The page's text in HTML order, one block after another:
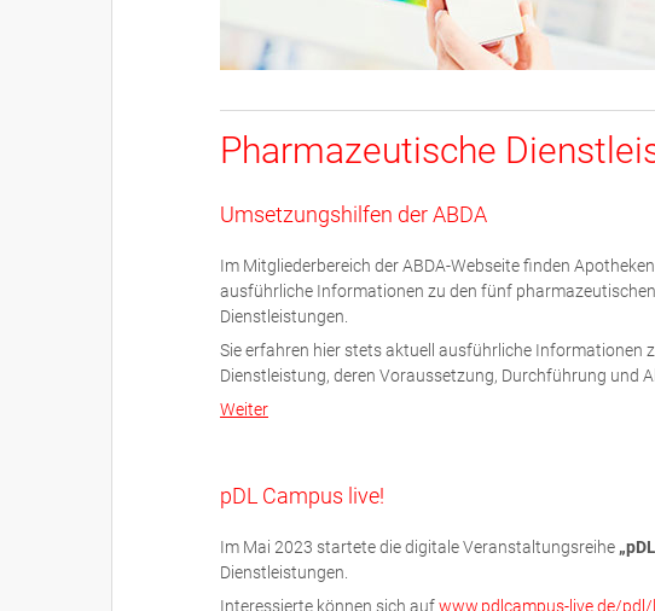
Pharmazeutische
Umsetzungshilfen der ABDA
Im Mitgliederbereich der ABDA-Webseite finden
ausführliche Informationen zu den fünf pharmazeutischen
Dienstleistungen.
Sie erfahren hier stets aktuell ausführliche Informationen
Dienstleistung, deren Voraussetzung, Durchführung und
Weiter
pDL Campus live!
Im Mai 2023 startete die digitale Veranstaltungsreihe
Dienstleistungen.
Interessierte können sich aufwww.pdlcampus-live.de/